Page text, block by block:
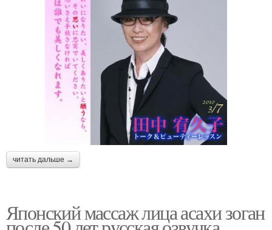
читать дальше →
Японский массаж лица асахи зоган